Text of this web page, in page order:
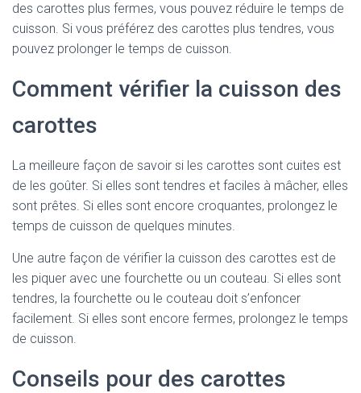
des carottes plus fermes, vous pouvez réduire le temps de
cuisson. Si vous préférez des carottes plus tendres, vous
pouvez prolonger le temps de cuisson.
Comment vérifier la cuisson des
carottes
La meilleure façon de savoir si les carottes sont cuites est
de les goûter. Si elles sont tendres et faciles à mâcher, elles
sont prêtes. Si elles sont encore croquantes, prolongez le
temps de cuisson de quelques minutes.
Une autre façon de vérifier la cuisson des carottes est de
les piquer avec une fourchette ou un couteau. Si elles sont
tendres, la fourchette ou le couteau doit s’enfoncer
facilement. Si elles sont encore fermes, prolongez le temps
de cuisson.
Conseils pour des carottes